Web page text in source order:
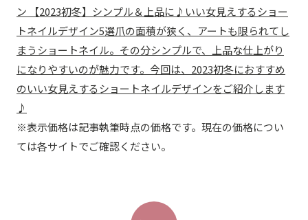
ン 【2023初冬】シンプル＆上品に♪いい女見えするショー
トネイルデザイン5選爪の面積が狭く、アートも限られてし
まうショートネイル。その分シンプルで、上品な仕上がり
になりやすいのが魅力です。今回は、2023初冬におすすめ
のいい女見えするショートネイルデザインをご紹介します
♪
※表示価格は記事執筆時点の価格です。現在の価格につい
ては各サイトでご確認ください。